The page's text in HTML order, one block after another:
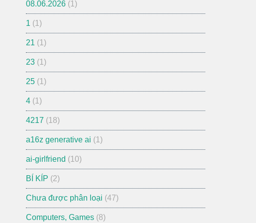
08.06.2026 (1)
1 (1)
21 (1)
23 (1)
25 (1)
4 (1)
4217 (18)
a16z generative ai (1)
ai-girlfriend (10)
BÍ KÍP (2)
Chưa được phân loại (47)
Computers, Games (8)